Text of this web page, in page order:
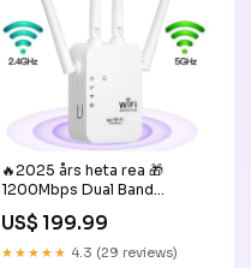
🔥2025 års heta rea 🎁
1200Mbps Dual Band
(5GHz/2.4GHz) WiFi-
förlängare täcker 10 000
kvm och 50 enheter
US$ 199.99
★★★★★ 4.3 (29 reviews)